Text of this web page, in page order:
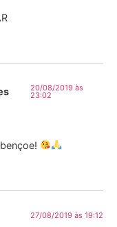
20/08/2019 às
23:02
27/08/2019 às 19:12